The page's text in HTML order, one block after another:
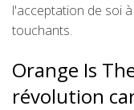
l'acceptation de soi
touchants.
Orange Is
révolution